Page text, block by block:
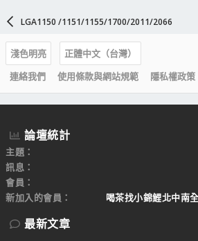
LGA1150 /1151/1155/1700/2011/2066
淺色明亮
正體中文（台灣）
連絡我們
使用條款與網站規範 隱私權政策
論壇統計
主題
訊息
會員
新加入的會員
喝茶找小錦鯉北中南
最新文章